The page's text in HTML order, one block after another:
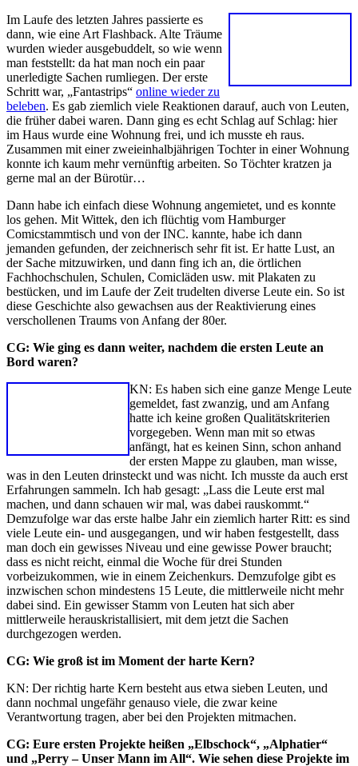
Im Laufe des letzten Jahres passierte es
dann, wie eine Art Flashback. Alte Träume
wurden wieder ausgebuddelt, so wie wenn
man feststellt: da hat man noch ein paar
unerledigte Sachen rumliegen. Der erste
Schritt war, „Fantastrips“ online wieder zu
beleben. Es gab ziemlich viele Reaktionen darauf, auch von Leuten,
die früher dabei waren. Dann ging es echt Schlag auf Schlag: hier
im Haus wurde eine Wohnung frei, und ich musste eh raus.
Zusammen mit einer zweieinhalbjährigen Tochter in einer Wohnung
konnte ich kaum mehr vernünftig arbeiten. So Töchter kratzen ja
gerne mal an der Bürotür…
Dann habe ich einfach diese Wohnung angemietet, und es konnte
los gehen. Mit Wittek, den ich flüchtig vom Hamburger
Comicstammtisch und von der INC. kannte, habe ich dann
jemanden gefunden, der zeichnerisch sehr fit ist. Er hatte Lust, an
der Sache mitzuwirken, und dann fing ich an, die örtlichen
Fachhochschulen, Schulen, Comicläden usw. mit Plakaten zu
bestücken, und im Laufe der Zeit trudelten diverse Leute ein. So ist
diese Geschichte also gewachsen aus der Reaktivierung eines
verschollenen Traums von Anfang der 80er.
CG: Wie ging es dann weiter, nachdem die ersten Leute an
Bord waren?
KN: Es haben sich eine ganze Menge Leute
gemeldet, fast zwanzig, und am Anfang
hatte ich keine großen Qualitätskriterien
vorgegeben. Wenn man mit so etwas
anfängt, hat es keinen Sinn, schon anhand
der ersten Mappe zu glauben, man wisse,
was in den Leuten drinsteckt und was nicht. Ich musste da auch erst
Erfahrungen sammeln. Ich hab gesagt: „Lass die Leute erst mal
machen, und dann schauen wir mal, was dabei rauskommt.“
Demzufolge war das erste halbe Jahr ein ziemlich harter Ritt: es sind
viele Leute ein- und ausgegangen, und wir haben festgestellt, dass
man doch ein gewisses Niveau und eine gewisse Power braucht;
dass es nicht reicht, einmal die Woche für drei Stunden
vorbeizukommen, wie in einem Zeichenkurs. Demzufolge gibt es
inzwischen schon mindestens 15 Leute, die mittlerweile nicht mehr
dabei sind. Ein gewisser Stamm von Leuten hat sich aber
mittlerweile herauskristallisiert, mit dem jetzt die Sachen
durchgezogen werden.
CG: Wie groß ist im Moment der harte Kern?
KN: Der richtig harte Kern besteht aus etwa sieben Leuten, und
dann nochmal ungefähr genauso viele, die zwar keine
Verantwortung tragen, aber bei den Projekten mitmachen.
CG: Eure ersten Projekte heißen „Elbschock“, „Alphatier“
und „Perry – Unser Mann im All“. Wie sehen diese Projekte im